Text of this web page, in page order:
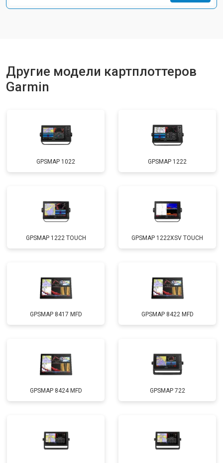
Другие модели картплоттеров
Garmin
GPSMAP 1022 GPSMAP 1222
GPSMAP 1222 TOUCH GPSMAP 1222XSV TOUCH
GPSMAP 8417 MFD GPSMAP 8422 MFD
GPSMAP 8424 MFD GPSMAP 722